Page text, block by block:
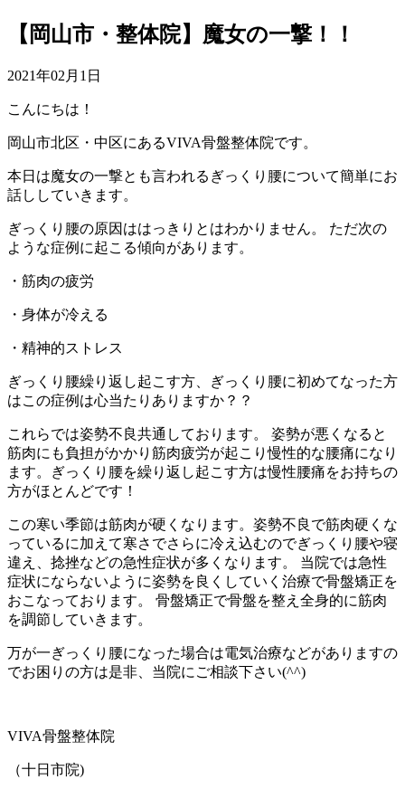
【岡山市・整体院】魔女の一撃！！
2021年02月1日
こんにちは！
岡山市北区・中区にあるVIVA骨盤整体院です。
本日は魔女の一撃とも言われるぎっくり腰について簡単にお
話ししていきます。
ぎっくり腰の原因ははっきりとはわかりません。 ただ次の
ような症例に起こる傾向があります。
・筋肉の疲労
・身体が冷える
・精神的ストレス
ぎっくり腰繰り返し起こす方、ぎっくり腰に初めてなった方
はこの症例は心当たりありますか？？
これらでは姿勢不良共通しております。 姿勢が悪くなると
筋肉にも負担がかかり筋肉疲労が起こり慢性的な腰痛になり
ます。ぎっくり腰を繰り返し起こす方は慢性腰痛をお持ちの
方がほとんどです！
この寒い季節は筋肉が硬くなります。姿勢不良で筋肉硬くな
っているに加えて寒さでさらに冷え込むのでぎっくり腰や寝
違え、捻挫などの急性症状が多くなります。 当院では急性
症状にならないように姿勢を良くしていく治療で骨盤矯正を
おこなっております。 骨盤矯正で骨盤を整え全身的に筋肉
を調節していきます。
万が一ぎっくり腰になった場合は電気治療などがありますの
でお困りの方は是非、当院にご相談下さい(^^)
VIVA骨盤整体院
（十日市院)